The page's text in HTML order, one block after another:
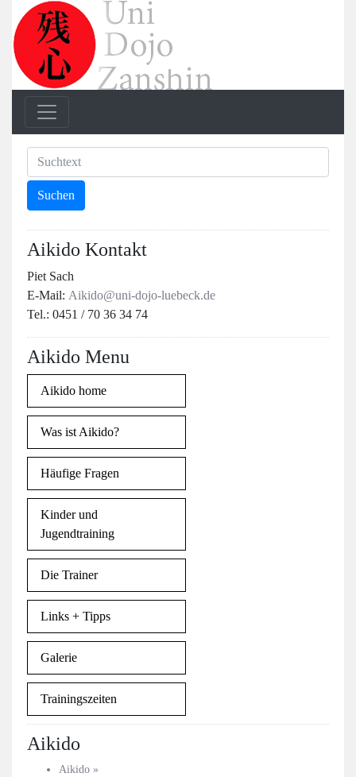
Aikido
Aikido »
Aikido Kontakt
Piet Sach
E-Mail: Aikido@uni-dojo-luebeck.de
Tel.: 0451 / 70 36 34 74
Aikido Menu
Aikido home
Was ist Aikido?
Häufige Fragen
Kinder und
Jugendtraining
Die Trainer
Links + Tipps
Galerie
Trainingszeiten